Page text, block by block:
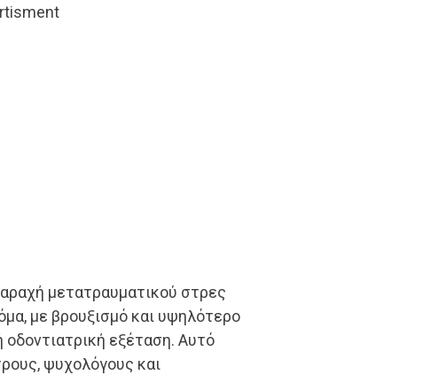
μετατραυματικού στρες
με βρουξισμό και υψηλότερο
οδοντιατρική εξέταση. Αυτό
ψυχολόγους και